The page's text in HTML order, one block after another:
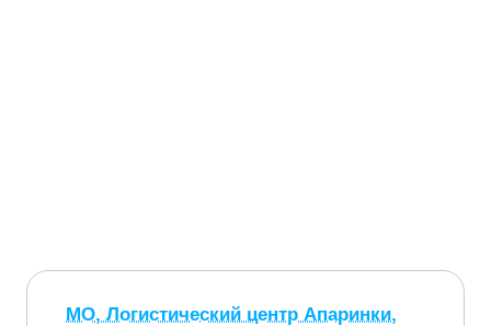
МО, Логистический центр Апаринки,